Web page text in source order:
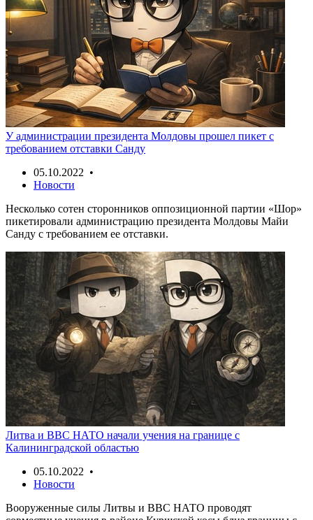
У администрации президента Молдовы прошел пикет с
требованием отставки Санду
05.10.2022 •
Новости
Несколько сотен сторонников оппозиционной партии «Шор»
пикетировали администрацию президента Молдовы Майи
Санду с требованием ее отставки.
Литва и ВВС НАТО начали учения на границе с
Калининградской областью
05.10.2022 •
Новости
Вооруженные силы Литвы и ВВС НАТО проводят